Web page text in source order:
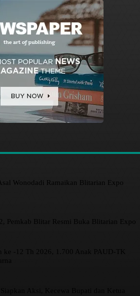
Wonodadi Ramaikan Blitarian Expo
Pemkab Blitar Resmi Buka Blitarian Expo
ke -12 Th 2026, 1.700 Anak PAUD-TK